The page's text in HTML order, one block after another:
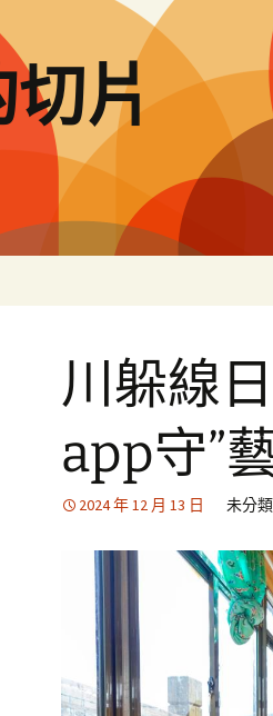
切片
川躲線
app守”
2024 年 12 月 13 日 未分類